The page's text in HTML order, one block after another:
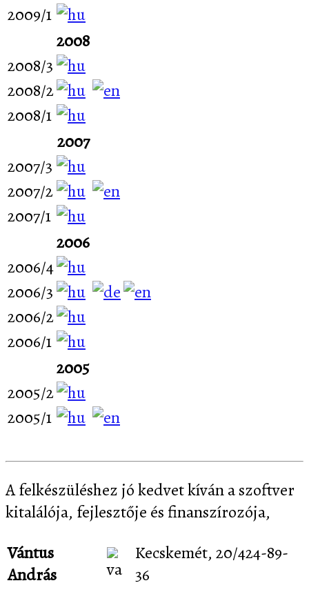
2009/1
2008
2008/3
2008/2
2008/1
2007
2007/3
2007/2
2007/1
2006
2006/4
2006/3
2006/2
2006/1
2005
2005/2
2005/1
A felkészüléshez jó kedvet kíván a szoftver
kitalálója, fejlesztője és finanszírozója,
Vántus
András
Kecskemét, 20/424-89-
36